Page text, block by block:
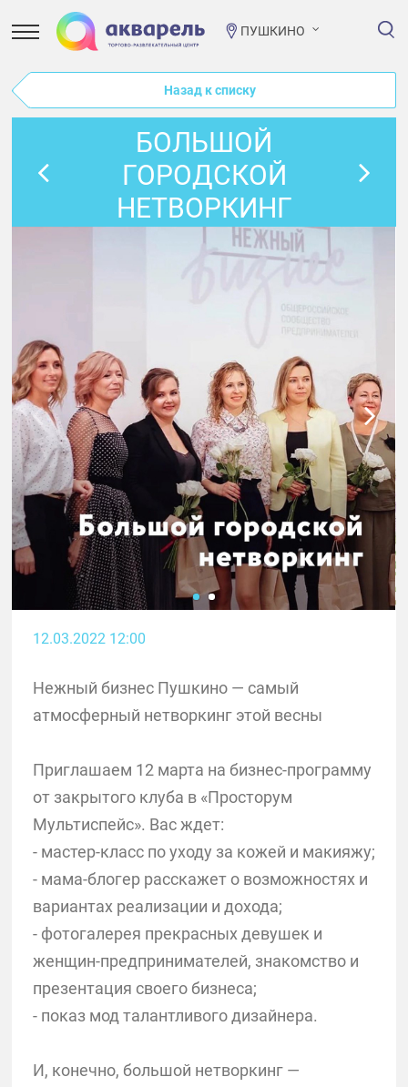
ПУШКИНО
Назад к списку
БОЛЬШОЙ
ГОРОДСКОЙ
НЕТВОРКИНГ
12.03.2022 12:00
Нежный бизнес Пушкино — самый
атмосферный нетворкинг этой весны
Приглашаем 12 марта на бизнес-программу
от закрытого клуба в «Просторум
Мультиспейс». Вас ждет:
- мастер-класс по уходу за кожей и макияжу;
- мама-блогер расскажет о возможностях и
вариантах реализации и дохода;
- фотогалерея прекрасных девушек и
женщин-предпринимателей, знакомство и
презентация своего бизнеса;
- показ мод талантливого дизайнера.
И, конечно, большой нетворкинг —